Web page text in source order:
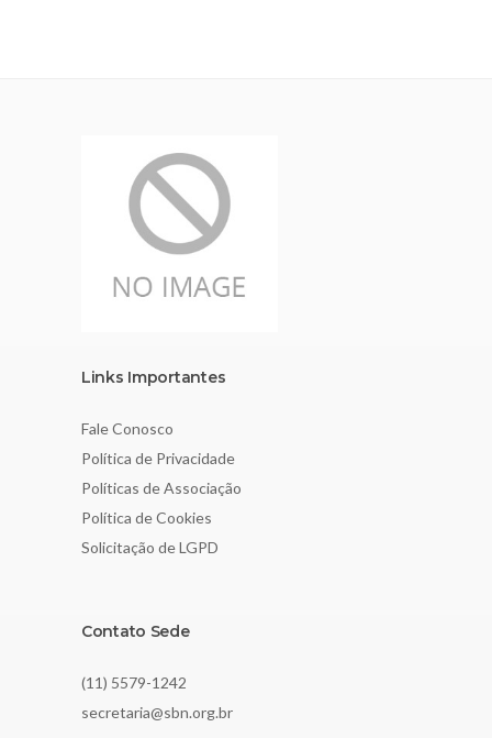
Links Importantes
Fale Conosco
Política de Privacidade
Políticas de Associação
Política de Cookies
Solicitação de LGPD
Contato Sede
(11) 5579-1242
secretaria@sbn.org.br